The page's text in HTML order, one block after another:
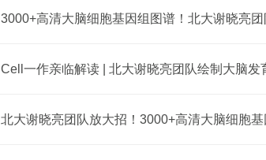
3000+高清大脑细胞基因组图谱！北大谢晓亮
北大谢晓亮团队放大招！3000+高清大脑细胞